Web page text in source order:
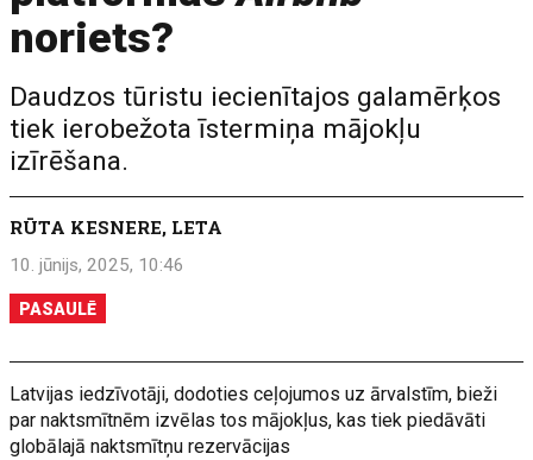
noriets?
Daudzos tūristu iecienītajos galamērķos
tiek ierobežota īstermiņa mājokļu
izīrēšana.
RŪTA KESNERE, LETA
10. jūnijs, 2025, 10:46
PASAULĒ
Latvijas iedzīvotāji, dodoties ceļojumos uz ārvalstīm, bieži
par naktsmītnēm izvēlas tos mājokļus, kas tiek piedāvāti
globālajā naktsmītņu rezervācijas